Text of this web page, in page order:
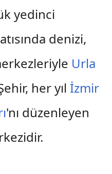
yedinci
denizi,
Urla
her yıl İzmir
'nı düzenleyen